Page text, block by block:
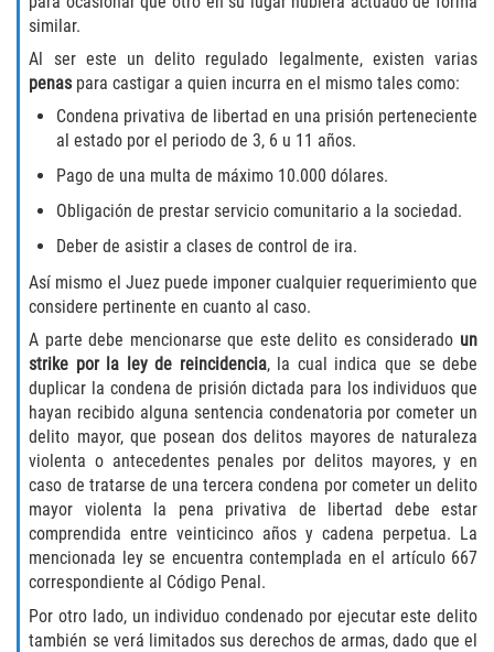
Programa de Desviación Previo al
Juicio
Transporte De Sustancias
Controladas Para La Venta
Fraude al Sistema de Salud
Fraude A La Compensación A los
Trabajadores
Fraude con Cheques
Fraude de Juego
Fraude de Seguro de Auto
Fraude de Tarjeta de Crédito
Fraude del Bienestar Público
Fraude Del Seguro De Desempleo
similar.
Al ser este un delito regulado legalmente, existen varias
penaspara castigar a quien incurra en el mismo tales como:
Condena privativa de libertad en una prisión perteneciente
al estado por el periodo de 3, 6 u 11 años.
Pago de una multa de máximo 10.000 dólares.
Obligación de prestar servicio comunitario a la sociedad.
Deber de asistir a clases de control de ira.
Así mismo el Juez puede imponer cualquier requerimiento que
considere pertinente en cuanto al caso.
A parte debe mencionarse que este delito es considerado un
strike por la ley de reincidencia, la cual indica que se debe
duplicar la condena de prisión dictada para los individuos que
hayan recibido alguna sentencia condenatoria por cometer un
delito mayor, que posean dos delitos mayores de naturaleza
violenta o antecedentes penales por delitos mayores, y en
caso de tratarse de una tercera condena por cometer un delito
mayor violenta la pena privativa de libertad debe estar
comprendida entre veinticinco años y cadena perpetua. La
mencionada ley se encuentra contemplada en el artículo 667
correspondiente al Código Penal.
Por otro lado, un individuo condenado por ejecutar este delito
también se verá limitados sus derechos de armas, dado que el